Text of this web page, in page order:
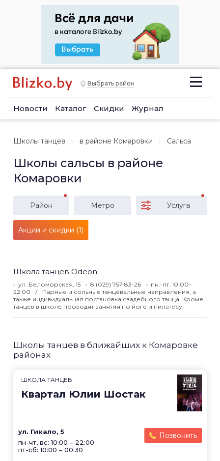
Выбрать район
Новости Каталог Скидки Журнал
Школы танцев в районе Комаровки Сальса
Школы сальсы в районе
Комаровки
Район Метро Услуга
Акции и скидки (1)
Школа танцев Odeon
ул. Беломорская, 15 8 (029) 757-83-26
пн.-пт.:10:00–
22:00
Парные и сольные танцевальные направления, а
также индивидуальная постановка свадебного танца. Кроме
танцев в школе проводят занятия по йоге и пилатесу.
Школы танцев в ближайших к Комаровке
районах
ШКОЛА ТАНЦЕВ
Квартал Юлии Шостак
ул. Гикало, 5
пн-чт, вс: 10:00 – 22:00
пт-сб: 10:00 – 00:30
Позвонить